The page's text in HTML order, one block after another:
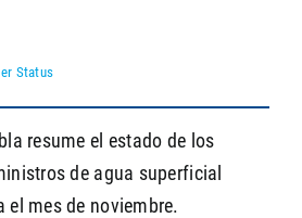
Status
resume el estado de los
de agua superficial
el mes de noviembre.